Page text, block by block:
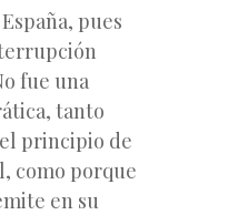
pues
fue una
tanto
principio de
como porque
en su